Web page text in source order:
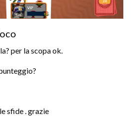
per la scopa ok.
sfide . grazie